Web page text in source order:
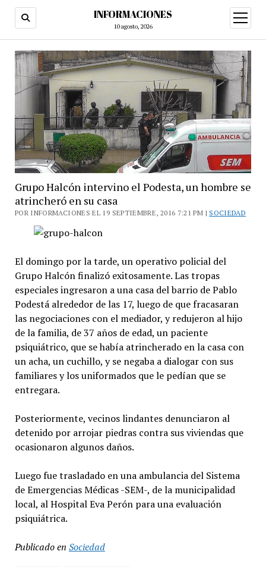
INFORMACIONES
10 agosto, 2026
abrir
menú
Grupo Halcón intervino el Podesta, un hombre se
atrincheró en su casa
POR INFORMACIONES EL 19 SEPTIEMBRE, 2016 7:21 PM | SOCIEDAD
El domingo por la tarde, un operativo policial del
Grupo Halcón finalizó exitosamente. Las tropas
especiales ingresaron a una casa del barrio de Pablo
Podestá alrededor de las 17, luego de que fracasaran
las negociaciones con el mediador, y redujeron al hijo
de la familia, de 37 años de edad, un paciente
psiquiátrico, que se había atrincherado en la casa con
un acha, un cuchillo, y se negaba a dialogar con sus
familiares y los uniformados que le pedían que se
entregara.
Posteriormente, vecinos lindantes denunciaron al
detenido por arrojar piedras contra sus viviendas que
ocasionaron algunos daños.
Luego fue trasladado en una ambulancia del Sistema
de Emergencias Médicas -SEM-, de la municipalidad
local, al Hospital Eva Perón para una evaluación
psiquiátrica.
Publicado en Sociedad